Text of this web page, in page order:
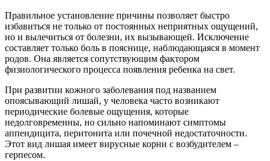
Правильное установление причины позволяет быстро
избавиться не только от постоянных неприятных ощущений,
но и вылечиться от болезни, их вызывающей. Исключение
составляет только боль в пояснице, наблюдающаяся в момент
родов. Она является сопутствующим фактором
физиологического процесса появления ребенка на свет.
При развитии кожного заболевания под названием
опоясывающий лишай, у человека часто возникают
периодические болевые ощущения, которые
недолговременны, но сильно напоминают симптомы
аппендицита, перитонита или почечной недостаточности.
Этот вид лишая имеет вирусные корни с возбудителем –
герпесом.